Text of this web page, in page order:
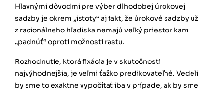
Hlavnými dôvodmi pre výber dlhodobej úrokovej
sadzby je okrem „istoty“ aj fakt, že úrokové sadzby už
z racionálneho hľadiska nemajú veľký priestor kam
„padnúť“ oproti možnosti rastu.
Rozhodnutie, ktorá fixácia je v skutočnosti
najvýhodnejšia, je veľmi ťažko predikovateľné. Vedeli
by sme to exaktne vypočítať iba v prípade, ak by sme